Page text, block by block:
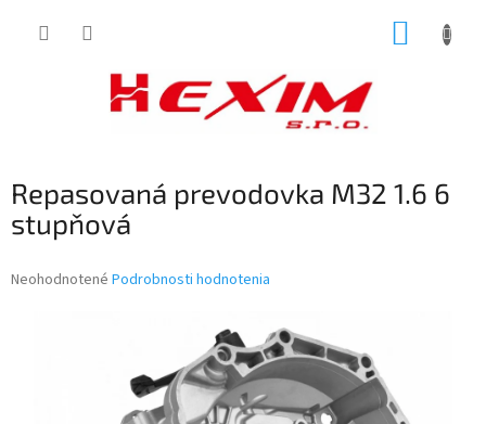
Repasovaná prevodovka M32 1.6 6
stupňová
Priemerné
Neohodnotené Podrobnosti hodnotenia